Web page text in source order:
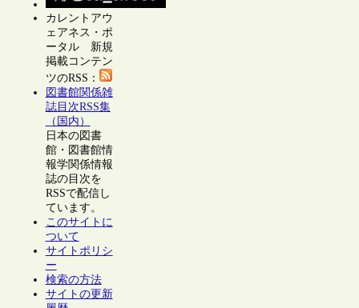
カレントアウ
ェアネス・ポ
ータル 新規
掲載コンテン
ツのRSS：
図書館関係雑
誌目次RSS集
（国内）
日本の図書
館・図書館情
報学関係情報
誌の目次を
RSSで配信し
ています。
このサイトに
ついて
サイトポリシ
ー
検索の方法
サイトの更新